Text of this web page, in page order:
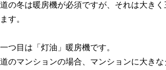
の冬は暖房機が必須ですが、それは大きく
す。
つ目は「灯油」暖房機です。
のマンションの場合、マンションに大きな